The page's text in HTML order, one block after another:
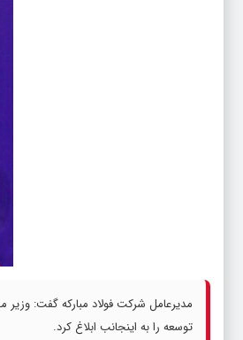
مدیرعامل شرکت فولاد مبارکه گفت:
توسعه را به اینجانب ابلاغ کرد.